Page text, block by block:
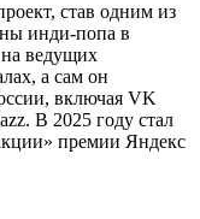
став одним из
инди-попа в
ведущих
а сам он
включая VK
В 2025 году стал
премии Яндекс